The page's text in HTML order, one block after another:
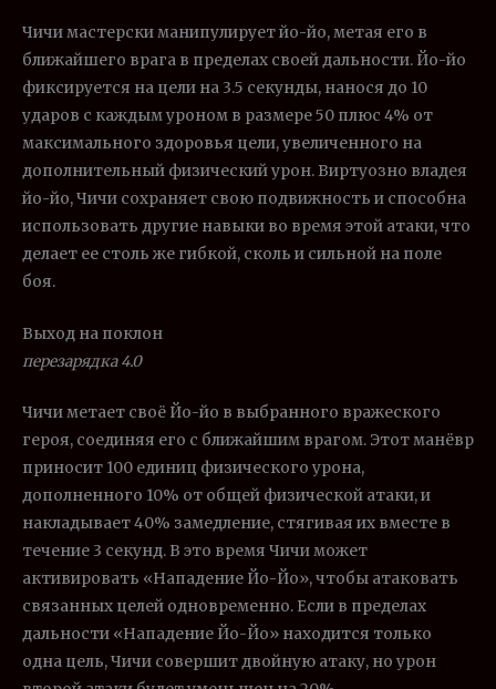
Чичи мастерски манипулирует йо-йо, метая его в
ближайшего врага в пределах своей дальности. Йо-йо
фиксируется на цели на 3.5 секунды, нанося до 10
ударов с каждым уроном в размере 50 плюс 4% от
максимального здоровья цели, увеличенного на
дополнительный физический урон. Виртуозно владея
йо-йо, Чичи сохраняет свою подвижность и способна
использовать другие навыки во время этой атаки, что
делает ее столь же гибкой, сколь и сильной на поле
боя.
Выход на поклон
перезарядка 4.0
Чичи метает своё Йо-йо в выбранного вражеского
героя, соединяя его с ближайшим врагом. Этот манёвр
приносит 100 единиц физического урона,
дополненного 10% от общей физической атаки, и
накладывает 40% замедление, стягивая их вместе в
течение 3 секунд. В это время Чичи может
активировать «Нападение Йо-Йо», чтобы атаковать
связанных целей одновременно. Если в пределах
дальности «Нападение Йо-Йо» находится только
одна цель, Чичи совершит двойную атаку, но урон